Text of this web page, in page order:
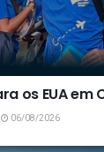
os EUA em
06/08/2026